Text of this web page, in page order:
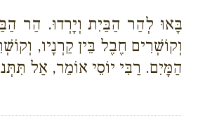
בָּאוּ לְהַר הַבַּיִת וְיָרְדוּ. הַר
וְקוֹשְׁרִים חֶבֶל בֵּין קַרְנָיו,
הַמָּיִם. רַבִּי יוֹסֵי אוֹמֵר, אַל